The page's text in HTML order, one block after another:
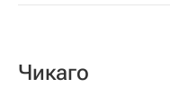
Чикаго